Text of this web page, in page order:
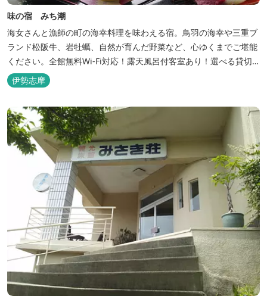
味の宿 みち潮
海女さんと漁師の町の海幸料理を味わえる宿。鳥羽の海幸や三重ブ
ランド松阪牛、岩牡蠣、自然が育んだ野菜など、心ゆくまでご堪能
ください。全館無料Wi-Fi対応！露天風呂付客室あり！選べる貸切
風呂も人気♪相差町内にはパワースポット石神さん（神明神社）あ
り！伊勢神宮・おかげ横丁まで最短40分！鳥羽十景にも選ばれた千
鳥ヶ浜は当館の目の前！宿を一歩出れば、満天の星空！周りに何も
ない場所だからこそ、星空がき...
伊勢志摩